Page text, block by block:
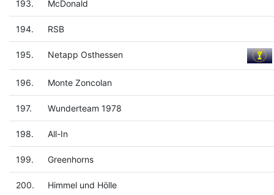
193. McDonald
194. RSB
195. Netapp Osthessen
196. Monte Zoncolan
197. Wunderteam 1978
198. All-In
199. Greenhorns
200. Himmel und Hölle